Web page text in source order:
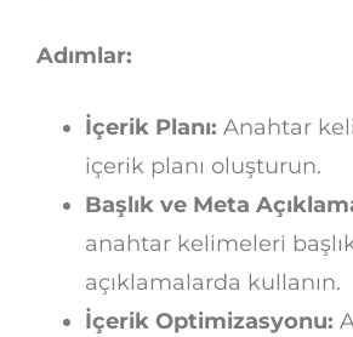
Adımlar:
İçerik Planı: Anahtar
içerik planı oluşturun.
Başlık ve Meta
anahtar kelimeleri
açıklamalarda kullanın.
İçerik Optimizasyonu: